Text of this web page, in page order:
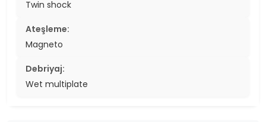
Twin shock
Ateşleme:
Magneto
Debriyaj:
Wet multiplate